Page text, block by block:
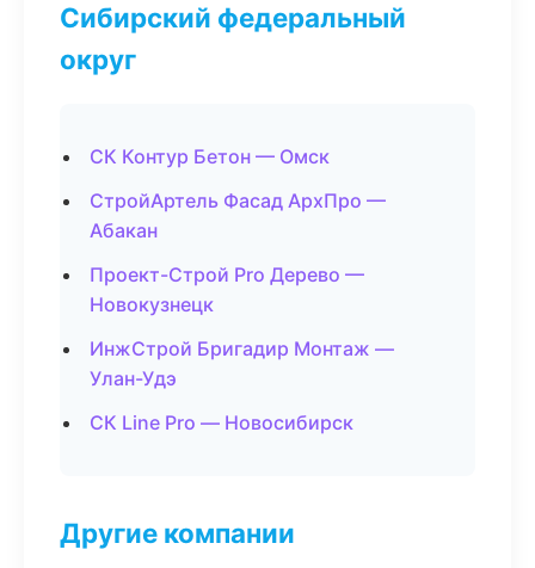
Сибирский федеральный
округ
СК Контур Бетон — Омск
СтройАртель Фасад АрхПро —
Абакан
Проект-Строй Pro Дерево —
Новокузнецк
ИнжСтрой Бригадир Монтаж —
Улан-Удэ
СК Line Pro — Новосибирск
Другие компании